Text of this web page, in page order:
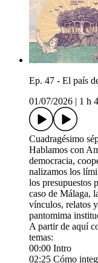
Ep. 47 - El país
01/07/2026
1 h
Cuadragésimo
Hablamos con
democracia,
nalizamos los
los presupuestos
caso de Málaga,
vínculos, relatos
pantomima
A partir de aquí
temas:
00:00 Intro
02:25 Cómo